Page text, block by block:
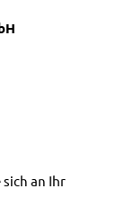
an Ihr